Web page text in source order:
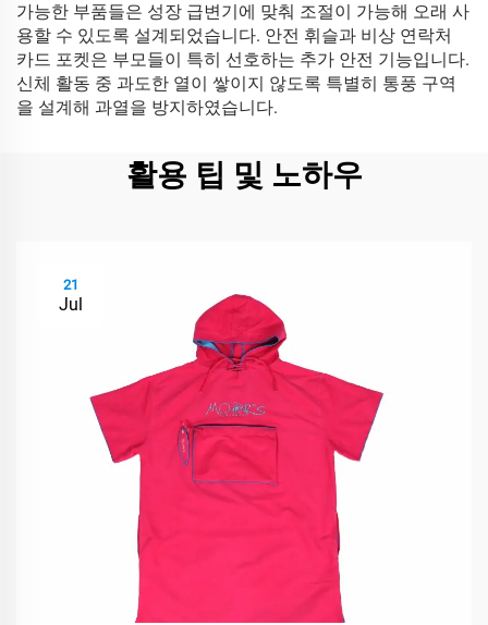
가능한 부품들은 성장 급변기에 맞춰 조절이 가능해 오래 사
용할 수 있도록 설계되었습니다. 안전 휘슬과 비상 연락처
카드 포켓은 부모들이 특히 선호하는 추가 안전 기능입니다.
신체 활동 중 과도한 열이 쌓이지 않도록 특별히 통풍 구역
을 설계해 과열을 방지하였습니다.
활용 팁 및 노하우
21
Jul